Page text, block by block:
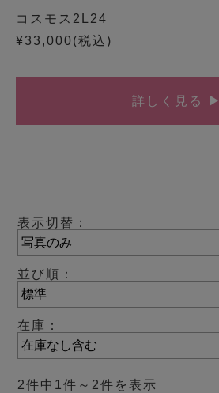
コスモス2L24
¥33,000(税込)
詳しく見る ▶
表示切替：
並び順：
在庫：
2件中1件～2件を表示